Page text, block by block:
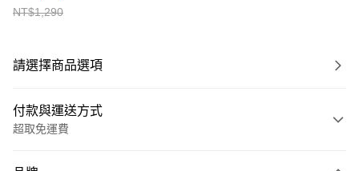
NT$1,290
請選擇商品選項
付款與運送方式
超取免運費